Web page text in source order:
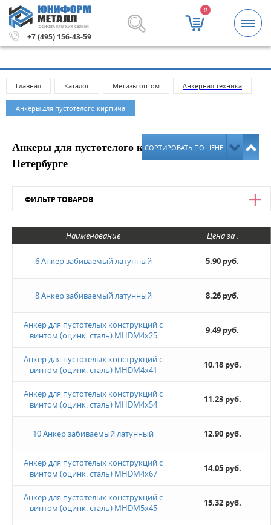
ОСНОВА КРЕПКИХ СВЯЗЕЙ
+7 (495) 156-43-59
0
рублей.Метизы и крепежные изделия оптом.
Главная Каталог Метизы оптом Анкерная техника
Анкеры для пустотелого кирпича
Анкеры для пустотелого кирпича в Санкт-
Петербурге
СОРТИРОВАТЬ ПО ЦЕНЕ
ФИЛЬТР ТОВАРОВ
Цена
Новинка
Да
Не нашли ничего подходящего?
Оставьте заявку - мы найдем то, что вам нужно
Жду звонка
Наименование Цена за .
6 Анкер забиваемый латунный 5.90 руб.
8 Анкер забиваемый латунный 8.26 руб.
Анкер для пустотелых конструкций с
винтом (оцинк. сталь) MHDМ4х25
9.49 руб.
Анкер для пустотелых конструкций с
винтом (оцинк. сталь) MHDМ4х41
10.18 руб.
Анкер для пустотелых конструкций с
винтом (оцинк. сталь) MHDМ4х54
11.23 руб.
10 Анкер забиваемый латунный 12.90 руб.
Анкер для пустотелых конструкций с
винтом (оцинк. сталь) MHDМ4х67
14.05 руб.
Анкер для пустотелых конструкций с
винтом (оцинк. сталь) MHDМ5х45
15.32 руб.